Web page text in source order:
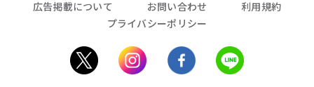
広告掲載について
お問い合わせ
利用規約
プライバシーポリシー